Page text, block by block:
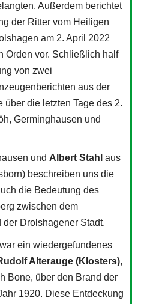
Außerdem berichtet
der Ritter vom Heiligen
am 2. April 2022
Orden vor. Schließlich half
von zwei
aus der
über die letzten Tage des 2.
Germinghausen und
und Albert Stahl aus
beschreiben uns die
die Bedeutung des
zwischen dem
der Drolshagener Stadt.
ein wiedergefundenes
Alterauge (Klosters),
Bone, über den Brand der
1920. Diese Entdeckung